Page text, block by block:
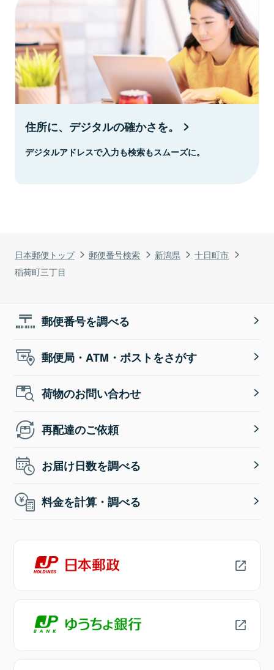
日本郵便トップ 郵便番号検索 新潟県
十日町市
稲荷町三丁目
住所に、デジタルの確かさを。
デジタルアドレスで入力も検索もスムーズに。
郵便番号を調べる
郵便局・ATM・ポストをさがす
荷物のお問い合わせ
再配達のご依頼
お届け日数を調べる
料金を計算・調べる